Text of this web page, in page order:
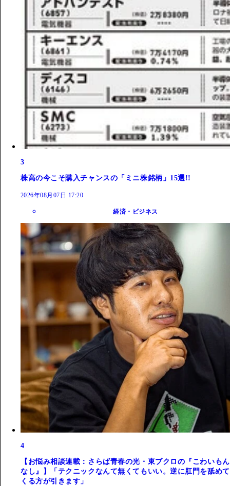
3
株高の今こそ購入チャンスの「ミニ株銘柄」15選!!
2026年08月07日 17:20
経済・ビジネス
4
【お悩み相談連載：さらば青春の光・東ブクロの『こわいもん
なし』】「テクニックなんて無くてもいい。逆に肛門を舐めて
くる方が引きます」